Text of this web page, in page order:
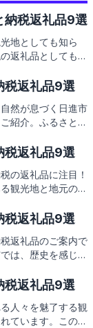
納税返礼品9選
地としても知ら
返礼品としても大
しますので、どう
税返礼品9選
然が息づく日進市
紹介。ふるさと納
税返礼品9選
の返礼品に注目！
観光地と地元の特
次はあなたが清須
税返礼品9選
返礼品のご案内で
は、歴史を感じる
うな情報と、ふる
税返礼品9選
人々を魅了する観
ています。この記